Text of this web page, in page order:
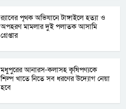
র‌্যাবের পৃথক অভিযানে টাঙ্গাইলে হত্যা ও
অপহরণ মামলার দুই পলাতক আসামি
গ্রেপ্তার
মধুপুরের আনারস-কলাসহ কৃষিপণ্যকে
শিল্প খাতে নিতে সব ধরণের উদ্যোগ নেয়া
হবে